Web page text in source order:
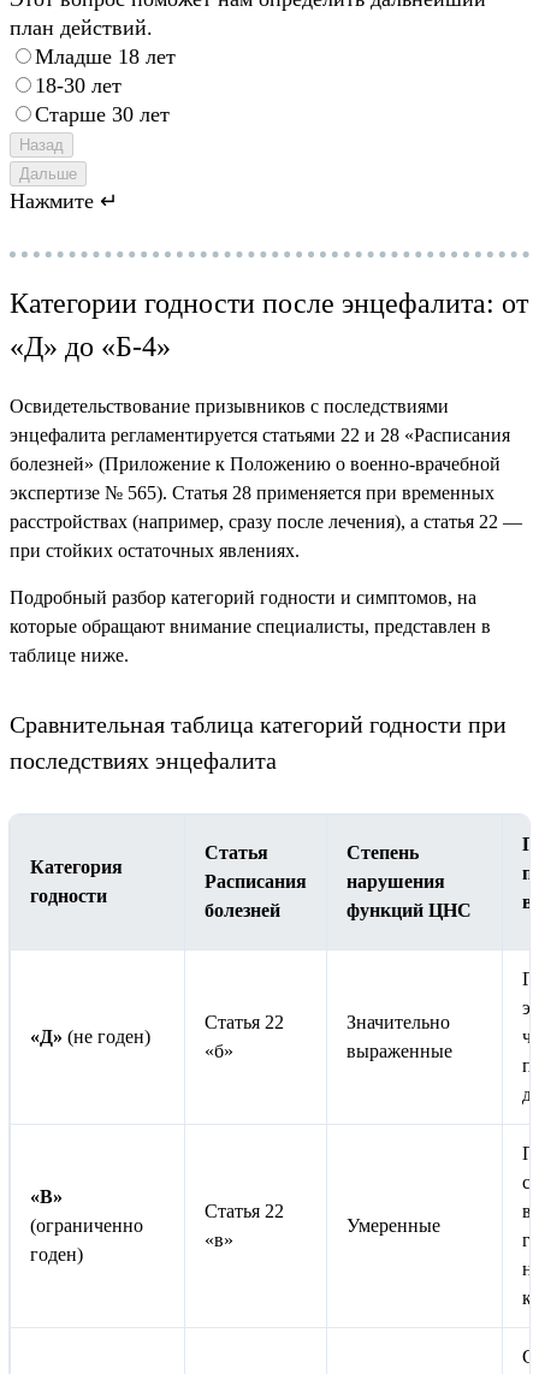
план действий.
Младше 18 лет
18-30 лет
Старше 30 лет
Назад
Дальше
Нажмите ↵
Категории годности после энцефалита: от
«Д» до «Б-4»
Освидетельствование призывников с последствиями
энцефалита регламентируется статьями 22 и 28 «Расписания
болезней» (Приложение к Положению о военно-врачебной
экспертизе № 565). Статья 28 применяется при временных
расстройствах (например, сразу после лечения), а статья 22 —
при стойких остаточных явлениях.
Подробный разбор категорий годности и симптомов, на
которые обращают внимание специалисты, представлен в
таблице ниже.
Сравнительная таблица категорий годности при
последствиях энцефалита
Категория
годности
Статья
Расписания
болезней
Степень
нарушения
функций ЦНС
«Д» (не годен)
Статья 22
«б»
Значительно
выраженные
«В»
(ограниченно
годен)
Статья 22
«в»
Умеренные